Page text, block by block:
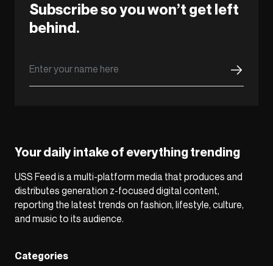
Subscribe so you won’t get left
behind.
Your daily intake of everything trending
USS Feed is a multi-platform media that produces and
distributes generation z-focused digital content,
reporting the latest trends on fashion, lifestyle, culture,
and music to its audience.
Categories